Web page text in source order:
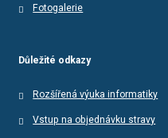
Fotogalerie
Důležité odkazy
Rozšířená výuka informatiky
Vstup na objednávku stravy